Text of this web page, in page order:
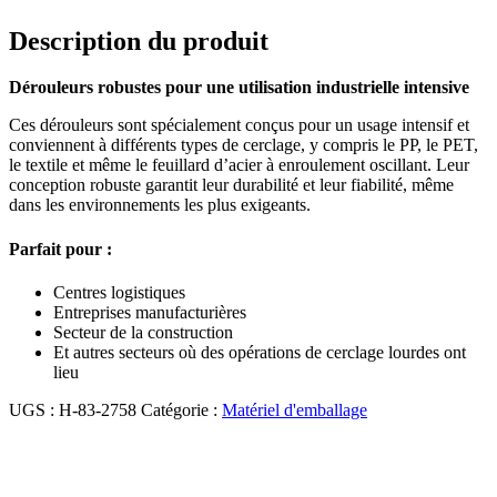
Description du produit
Dérouleurs robustes pour une utilisation industrielle intensive
Ces dérouleurs sont spécialement conçus pour un usage intensif et
conviennent à différents types de cerclage, y compris le PP, le PET,
le textile et même le feuillard d’acier à enroulement oscillant. Leur
conception robuste garantit leur durabilité et leur fiabilité, même
dans les environnements les plus exigeants.
Parfait pour :
Centres logistiques
Entreprises manufacturières
Secteur de la construction
Et autres secteurs où des opérations de cerclage lourdes ont
lieu
UGS : H-83-2758 Catégorie : Matériel d'emballage